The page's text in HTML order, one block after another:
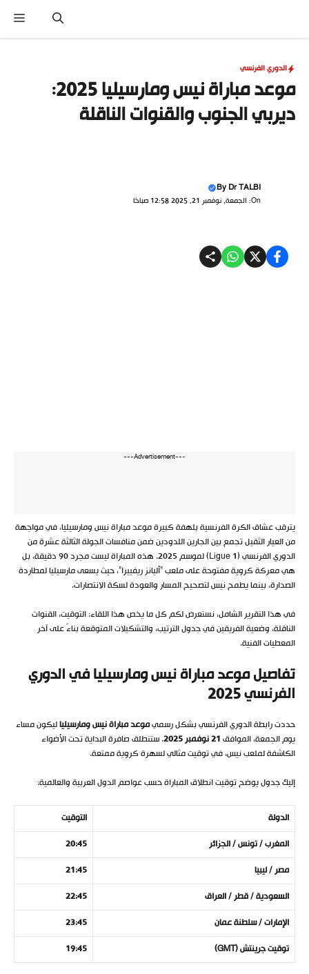
المحتوى
الدوري الفرنسي
موعد مباراة نيس ومارسيليا 2025:
ديربي الجنوب والقنوات الناقلة
ByDr TALBI
On: الجمعة, نوفمبر 21, 2025 12:58 صباحًا
---Advertisement---
يترقب عشاق الكرة الفرنسية بلهفة كبيرة موعد مباراة نيس ومارسيليا، في مواجهة
من العيار الثقيل تجمع بين الجارين اللدودين ضمن منافسات الجولة الثالثة عشرة من
الدوري الفرنسي (Ligue 1) لموسم 2025. هذه المباراة ليست مجرد 90 دقيقة، بل
هي معركة كروية مفتوحة على ملعب “أليانز ريفييرا”، حيث يسعى مارسيليا لمطاردة
الصدارة، بينما يطمح نيس لتصحيح المسار والعودة لسكة الانتصارات.
في هذا التقرير الشامل، نستعرض لكم كل ما يخص هذا اللقاء: التوقيت، القنوات
الناقلة، وضعية الفريقين في جدول الترتيب، والتشكيلات المتوقعة بناءً على آخر
المعطيات الفنية.
تفاصيل موعد مباراة نيس ومارسيليا في الدوري
الفرنسي 2025
حددت رابطة الدوري الفرنسي بشكل رسميموعد مباراة نيس ومارسيلياليكون مساء
يوم الجمعة، الموافق21 نوفمبر 2025
. ستنطلق صافرة البداية تحت الأضواء
الكاشفة لملعب نيس، في توقيت مثالي لسهرة كروية ممتعة.
إليك جدول يوضح توقيت انطلاق المباراة حسب عواصم الدول العربية والعالمية:
الدولة
التوقيت
المغرب / تونس / الجزائر
20:45
مصر / ليبيا
21:45
السعودية / قطر / العراق
22:45
الإمارات / سلطنة عمان
23:45
توقيت جرينتش (GMT)
19:45